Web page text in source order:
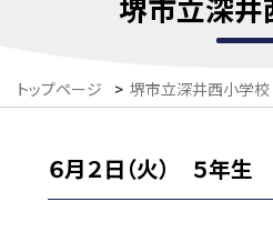
堺市立深井
トップページ > 堺市立深井西小学校
６月２日（火） ５年生